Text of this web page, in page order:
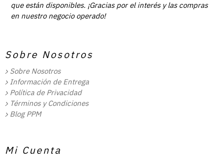
que están disponibles. ¡Gracias por el interés y las compras
en nuestro negocio operado!
Sobre Nosotros
Sobre Nosotros
Información de Entrega
Política de Privacidad
Términos y Condiciones
Blog PPM
Mi Cuenta